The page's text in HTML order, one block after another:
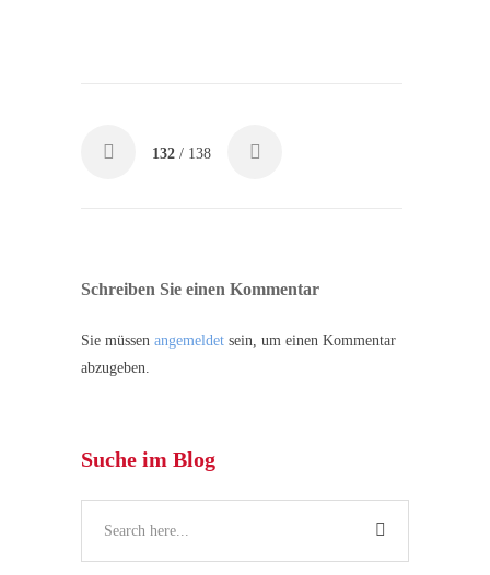
132 / 138
Schreiben Sie einen Kommentar
Sie müssen angemeldet sein, um einen Kommentar
abzugeben.
Suche im Blog